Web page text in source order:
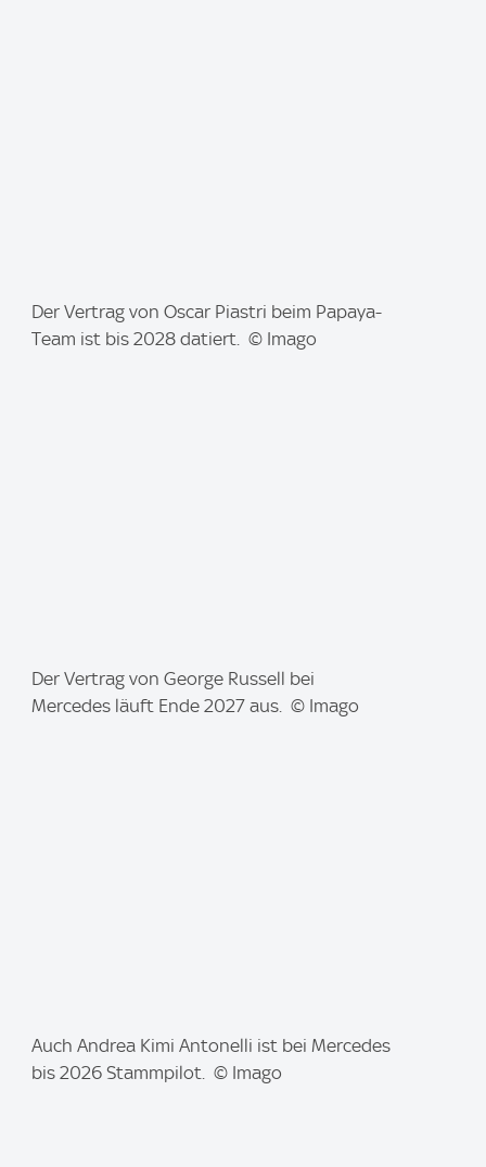
m
Der Vertrag von Oscar Piastri beim Papaya-
Team ist bis 2028 datiert. © Imago
m
Der Vertrag von George Russell bei
Mercedes läuft Ende 2027 aus. © Imago
m
Auch Andrea Kimi Antonelli ist bei Mercedes
bis 2026 Stammpilot. © Imago